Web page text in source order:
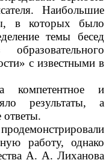
Наибольшие
в которых было
темы бесед
с известными в
компетентное и
результаты, а
ответы.
работу, однако
А. А. Лиханова